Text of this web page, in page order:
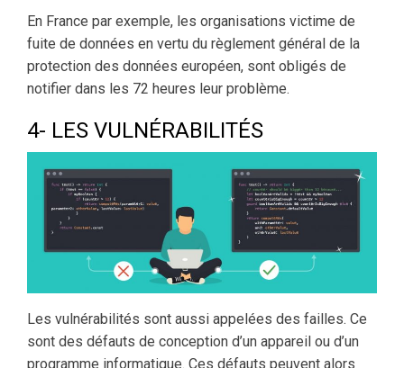
En France par exemple, les organisations victime de
fuite de données en vertu du règlement général de la
protection des données européen, sont obligés de
notifier dans les 72 heures leur problème.
4- LES VULNÉRABILITÉS
Les vulnérabilités sont aussi appelées des failles. Ce
sont des défauts de conception d’un appareil ou d’un
programme informatique. Ces défauts peuvent alors